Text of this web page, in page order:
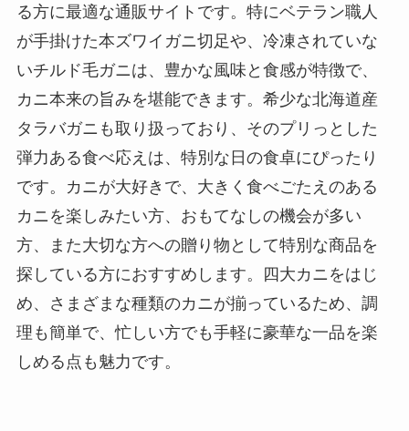
る方に最適な通販サイトです。特にベテラン職人
が手掛けた本ズワイガニ切足や、冷凍されていな
いチルド毛ガニは、豊かな風味と食感が特徴で、
カニ本来の旨みを堪能できます。希少な北海道産
タラバガニも取り扱っており、そのプリっとした
弾力ある食べ応えは、特別な日の食卓にぴったり
です。カニが大好きで、大きく食べごたえのある
カニを楽しみたい方、おもてなしの機会が多い
方、また大切な方への贈り物として特別な商品を
探している方におすすめします。四大カニをはじ
め、さまざまな種類のカニが揃っているため、調
理も簡単で、忙しい方でも手軽に豪華な一品を楽
しめる点も魅力です。